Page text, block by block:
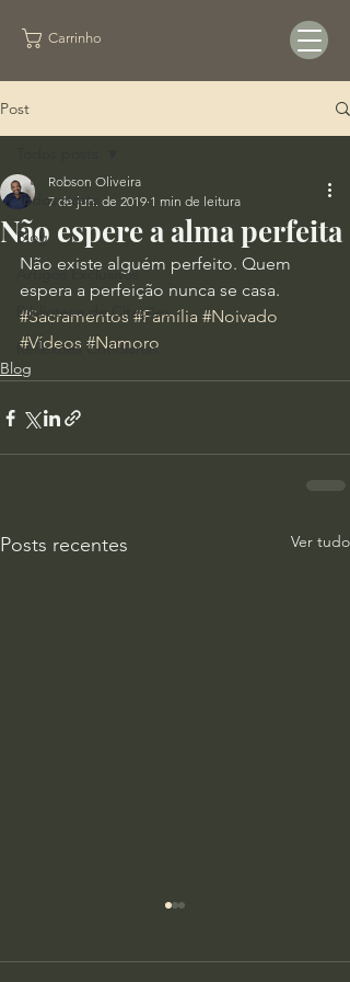
Carrinho
Post
Todos posts
Blog
Artigos Exclusivos
Biblioteca de Citações
Reflexões Cotidianas
Não espere a alma perfeita
Robson Oliveira
7 de jun. de 2019 1 min de leitura
Não existe alguém perfeito. Quem
espera a perfeição nunca se casa.
#Sacramentos #Família #Noivado
#Vídeos #Namoro
Blog
Posts recentes Ver tudo